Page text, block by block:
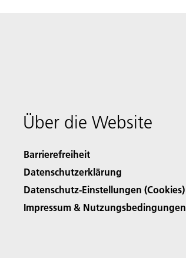
Über die Website
Barrierefreiheit
Datenschutzerklärung
Datenschutz-Einstellungen (Cookies)
Impressum & Nutzungsbedingungen